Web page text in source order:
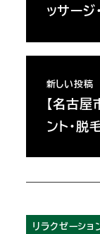
ッサージ
新しい投稿
【名古
ント・脱
リラクゼーショ